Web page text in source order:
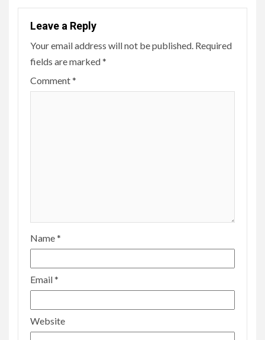
Leave a Reply
Your email address will not be published. Required
fields are marked*
Comment*
Name*
Email*
Website